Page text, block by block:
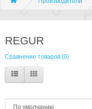
REGUR
Сравнение товаров (0)